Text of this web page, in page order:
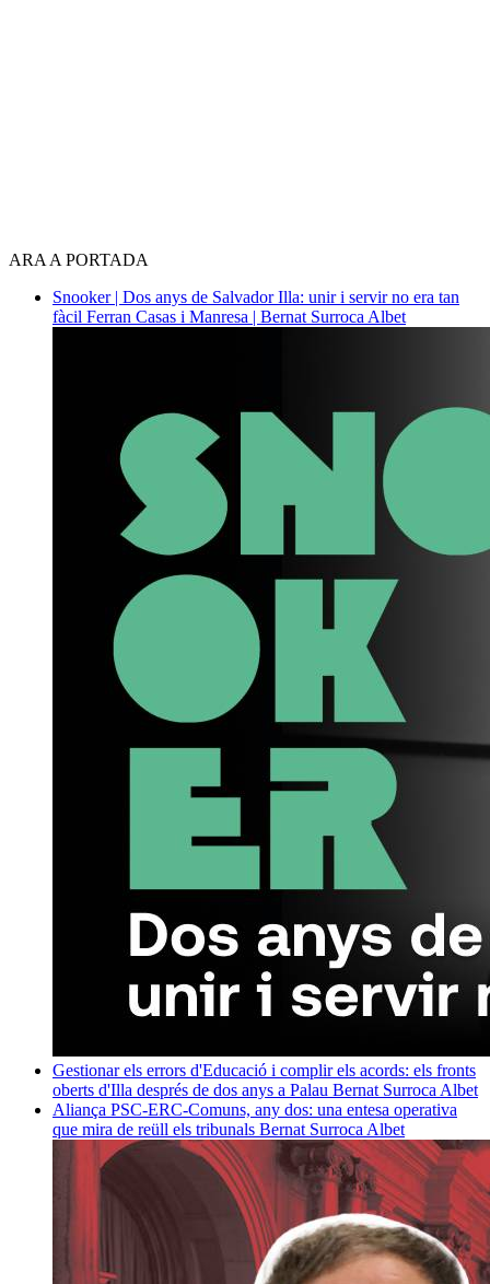
ARA A PORTADA
Snooker | Dos anys de Salvador Illa: unir i servir no era tan
fàcil Ferran Casas i Manresa | Bernat Surroca Albet
Gestionar els errors d'Educació i complir els acords: els fronts
oberts d'Illa després de dos anys a Palau Bernat Surroca Albet
Aliança PSC-ERC-Comuns, any dos: una entesa operativa
que mira de reüll els tribunals Bernat Surroca Albet